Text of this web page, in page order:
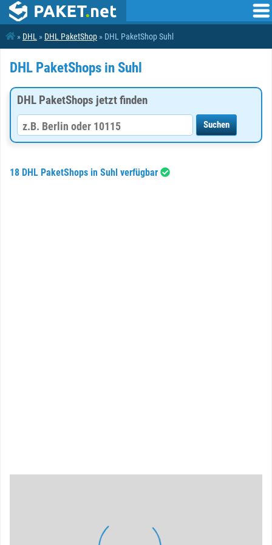
» DHL » DHL PaketShop » DHL PaketShop Suhl
DHL PaketShops in Suhl
DHL PaketShops jetzt finden
18 DHL PaketShops in Suhl verfügbar